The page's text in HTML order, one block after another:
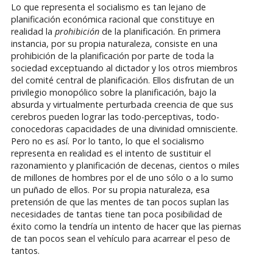
Lo que representa el socialismo es tan lejano de
planificación económica racional que constituye en
realidad la prohibiciónde la planificación. En primera
instancia, por su propia naturaleza, consiste en una
prohibición de la planificación por parte de toda la
sociedad exceptuando al dictador y los otros miembros
del comité central de planificación. Ellos disfrutan de un
privilegio monopólico sobre la planificación, bajo la
absurda y virtualmente perturbada creencia de que sus
cerebros pueden lograr las todo-perceptivas, todo-
conocedoras capacidades de una divinidad omnisciente.
Pero no es así. Por lo tanto, lo que el socialismo
representa en realidad es el intento de sustituir el
razonamiento y planificación de decenas, cientos o miles
de millones de hombres por el de uno sólo o a lo sumo
un puñado de ellos. Por su propia naturaleza, esa
pretensión de que las mentes de tan pocos suplan las
necesidades de tantas tiene tan poca posibilidad de
éxito como la tendría un intento de hacer que las piernas
de tan pocos sean el vehículo para acarrear el peso de
tantos.